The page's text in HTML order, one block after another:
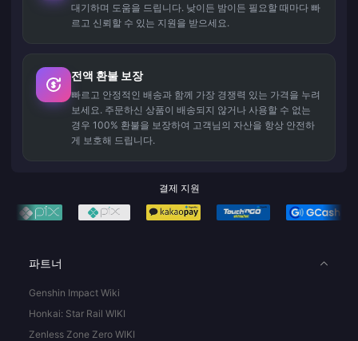
대기하며 도움을 드립니다. 낮이든 밤이든 필요할 때마다 빠
르고 신뢰할 수 있는 지원을 받으세요.
전액 환불 보장
빠르고 안정적인 배송과 함께 가장 경쟁력 있는 가격을 누려
보세요. 주문하신 상품이 배송되지 않거나 사용할 수 없는
경우 100% 환불을 보장하여 고객님의 자산을 항상 안전하
게 보호해 드립니다.
결제 지원
파트너
Genshin Impact Wiki
Honkai: Star Rail WIKI
Zenless Zone Zero WIKI